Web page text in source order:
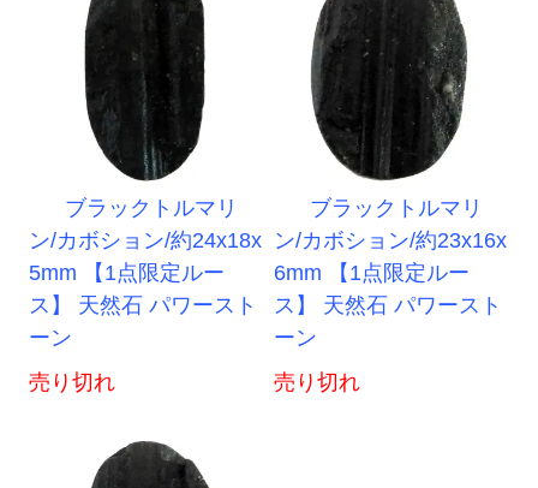
ブラックトルマリ
ン/カボション/約24x18x
5mm 【1点限定ルー
ス】 天然石 パワースト
ーン
売り切れ
ブラックトルマリ
ン/カボション/約23x16x
6mm 【1点限定ルー
ス】 天然石 パワースト
ーン
売り切れ